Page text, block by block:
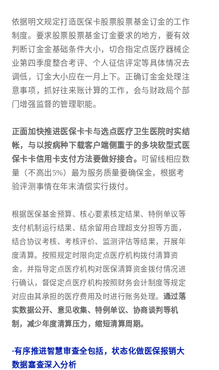
依据明文规定打造医保卡股票股票基金订金的工作
制度。要求股票股票基金订金要求的地方，要有效
判断订金金基础条件大小，切合指定点医疗器械企
业第四季度整合考评、个人征信评定等具体情况去
调低，订金大小应在一月上下。正确订金金处理注
意事项，抓好往来账计算的工作，会与财政局个部
门增强监督的管理职能。
正面加快推进医保卡卡与选点医疗卫生医院时实结
帐，与以按病种下载客户端侧重于的多块软型式医
保卡卡信用卡支付方法要做好接合。 可留线相应数
量（不高出5%）最为服务质量要确保金，根据考
验评测事情在年末清偿实行拨付。
根据医保基金预算、核心要素核定结果、特例单议等
支付机制运行结果、结余留用合理超支分担等方面，
结合协议考核、考核评价、监测评估等结果，开展年
度清算。按照规定时限向定点医疗机构拨付清算资
金，并指导定点医疗机构对医保清算资金拨付情况进
行确认，督促定点医疗机构按照财务会计制度等规定
对应由其承担的医疗费用及时进行账务处理。 通过落
实数据公开、意见收集、特例单议、协商谈判等机
制，减少年度清算压力，缩短清算周期。
·有序推进智慧审查全包括，状态化做医保报销大
数据塞查深入分析